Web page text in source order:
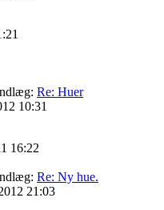
Re: Huer
10:31
16:22
Re: Ny hue.
21:03